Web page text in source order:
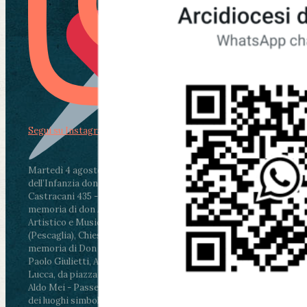
Martedì 4 agosto2026
ore 11:30 - Lucca, Scuola
dell’Infanzia don Aldo Mei - Viale Castruccio
Castracani 435 - Inaugurazione murales in
memoria di don Aldo Mei curato dal Liceo
Artistico e Musicale “Passaglia”
ore 18 - Fiano
(Pescaglia), Chiesa parrocchiale - Messa in
memoria di Don Aldo Mei celebrata da mons.
Paolo Giulietti, Arcivescovo di Lucca
ore 20.30 -
Lucca, da piazza San Michele al Cippo di don
Aldo Mei - Passeggiata della Memoria in alcuni
dei luoghi simbolo della città. Ritrovo alle ore
Segui su Instagram